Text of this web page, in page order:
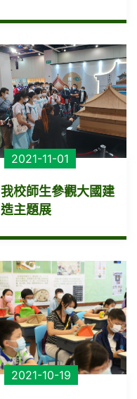
2021-11-01
我校師生參觀大國建
造主題展
2021-10-19